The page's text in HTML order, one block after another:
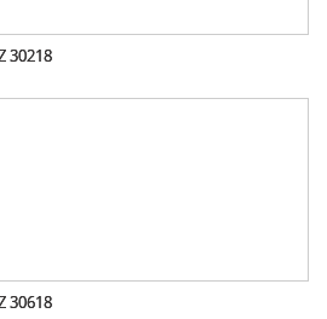
30218
30618